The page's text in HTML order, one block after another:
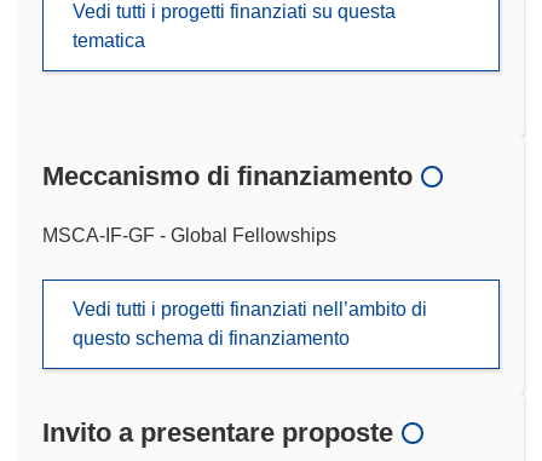
Vedi tutti i progetti finanziati su questa
tematica
Meccanismo di finanziamento
MSCA-IF-GF - Global Fellowships
Vedi tutti i progetti finanziati nell’ambito di
questo schema di finanziamento
Invito a presentare proposte